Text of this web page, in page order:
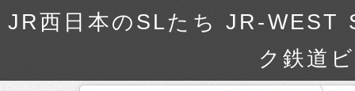
JR西日本のSLたち JR-
ク鉄道